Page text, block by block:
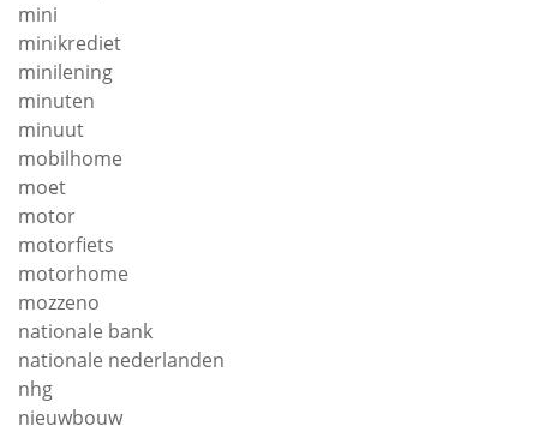
mini
minikrediet
minilening
minuten
minuut
mobilhome
moet
motor
motorfiets
motorhome
mozzeno
nationale bank
nationale nederlanden
nhg
nieuwbouw